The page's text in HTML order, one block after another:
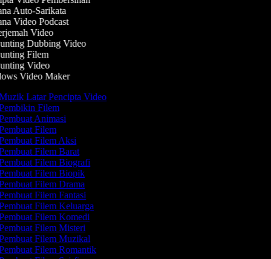
Auto-Sarikata
Video Podcast
Video
Dubbing Video
Filem
Video
Video Maker
Latar Pencipta Video
Filem
Animasi
Filem
Filem Aksi
Filem Barat
Filem Biografi
Filem Biopik
Filem Drama
Filem Fantasi
Filem Keluarga
Filem Komedi
Filem Misteri
Filem Muzikal
Filem Romantik